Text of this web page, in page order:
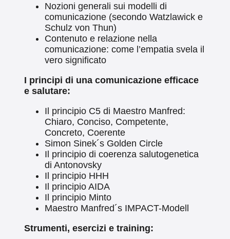
Nozioni generali sui modelli di
comunicazione (secondo Watzlawick e
Schulz von Thun)
Contenuto e relazione nella
comunicazione: come l’empatia svela il
vero significato
I principi di una comunicazione efficace
e salutare:
Il principio C5 di Maestro Manfred:
Chiaro, Conciso, Competente,
Concreto, Coerente
Simon Sinek´s Golden Circle
Il principio di coerenza salutogenetica
di Antonovsky
Il principio HHH
Il principio AIDA
Il principio Minto
Maestro Manfred´s IMPACT-Modell
Strumenti, esercizi e training: